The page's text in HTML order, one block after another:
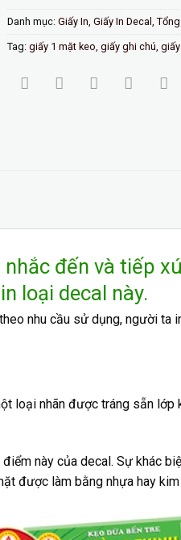
Danh mục: Giấy In, Giấy In Decal ,
Tag: giấy 1 mặt keo, giấy ghi chú,
đến và tiếp
loại decal này.
nhu cầu sử dụng, người ta
loại nhãn được tráng sẵn
này của decal. Sự khác
được làm bằng nhựa hay